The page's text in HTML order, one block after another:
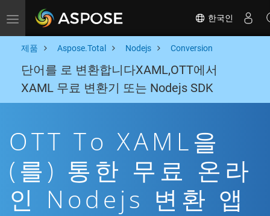
Toggle navigation 한국인
제품 Aspose.Total Nodejs Conversion
단어를 로 변환합니다XAML,OTT에서
XAML 무료 변환기 또는 Nodejs SDK
OTT To XAML을
(를) 통한 무료 온라
인 Nodejs 변환 앱